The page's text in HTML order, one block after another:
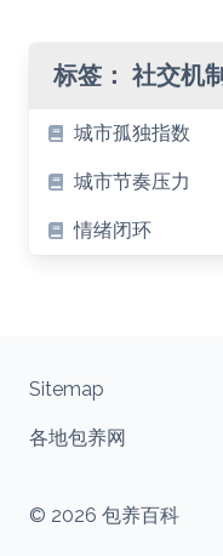
标签： 社交机
城市孤独指数
城市节奏压力
情绪闭环
© 2026 包养百科
Sitemap
各地包养网